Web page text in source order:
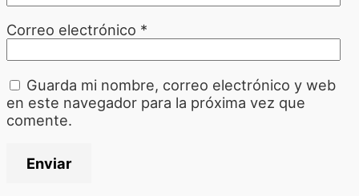
Correo electrónico *
Guarda mi nombre, correo electrónico y web
en este navegador para la próxima vez que
comente.